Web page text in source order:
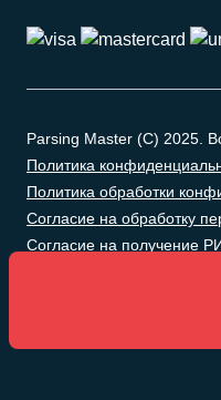
Parsing Master (C) 2025.
Политика
Политика обработки
Согласие на обработку
Согласие на получение